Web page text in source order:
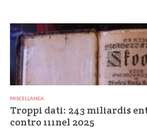
MISCELLANEA
Troppi dati: 243 miliardi$
contro 111nel 2025